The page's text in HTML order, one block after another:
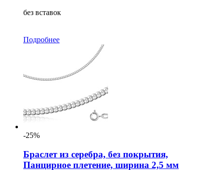
без вставок
Подробнее
-25%
Браслет из серебра, без покрытия,
Панцирное плетение, ширина 2,5 мм